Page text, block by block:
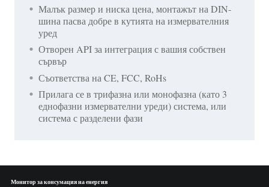
Малък размер и ниска цена, монтажът на DIN-
шина пасва добре в кутията на измервателния
уред
Отворен API за интеграция с вашия собствен
сървър
Съответства на CE, FCC, RoHs
Прилага се в трифазна или монофазна (като 3
еднофазни измервателни уреди) система, или
система с разделени фази
Монитор за консумация на енергия